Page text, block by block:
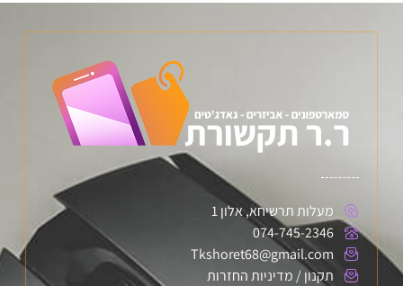
מעלות תרשיחא, אלון 1
074-745-2346
Tkshoret68@gmail.com
תקנון / מדיניות החזרות